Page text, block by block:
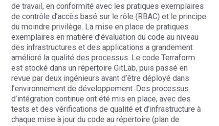
de travail, en conformité avec les pratiques exemplaires
de contrôle d’accès basé sur le rôle (RBAC) et le principe
du moindre privilège. La mise en place de pratiques
exemplaires en matière d’évaluation du code au niveau
des infrastructures et des applications a grandement
amélioré la qualité des processus. Le code Terraform
est stocké dans un répertoire GitLab, puis passé en
revue par deux ingénieurs avant d’être déployé dans
l’environnement de développement. Des processus
d’intégration continue ont été mis en place, avec des
tests et des vérifications de qualité et d’infrastructure à
chaque mise à jour du code au répertoire (plan de